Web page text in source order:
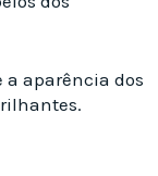
aparência dos